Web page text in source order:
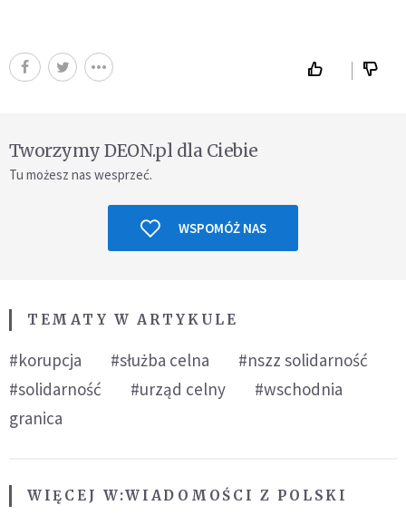
Tworzymy DEON.pl dla Ciebie
Tu możesz nas wesprzeć.
WSPOMÓŻ NAS
TEMATY W ARTYKULE
#korupcja #służba celna
#nszz solidarność
#solidarność
#urząd celny
#wschodnia
granica
WIĘCEJ W:WIADOMOŚCI Z POLSKI